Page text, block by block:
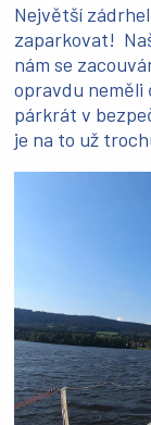
Největší
zaparkovat!
nám se
opravdu neměli
párkrát v
je na to už